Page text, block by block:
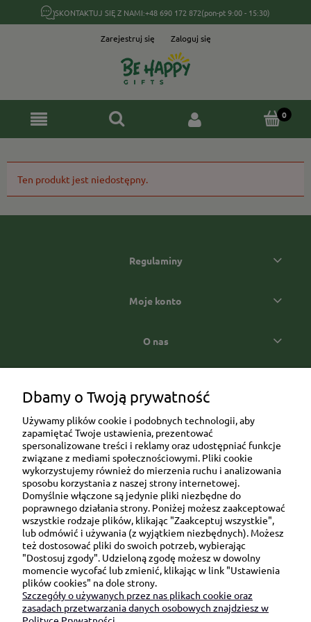
SKONTAKTUJ SIĘ Z NAMI:+48 690 172 872(pon-pt 9:00 - 15:30)
Zarejestruj się Zaloguj się
Ten produkt jest niedostępny.
Regulaminy
Moje konto
O nas
Ul. Brukowa 6/8 lok. 57/58
91-341 Łódź
NIP: 6751510615
SKONTAKTUJ SIĘ Z NAMI:
sklep@be-happygifts.com
+48 690 172 872
Dbamy o Twoją prywatność
Używamy plików cookie i podobnych technologii, aby
zapamiętać Twoje ustawienia, prezentować
spersonalizowane treści i reklamy oraz udostępniać funkcje
związane z mediami społecznościowymi. Pliki cookie
wykorzystujemy również do mierzenia ruchu i analizowania
sposobu korzystania z naszej strony internetowej.
Domyślnie włączone są jedynie pliki niezbędne do
poprawnego działania strony. Poniżej możesz zaakceptować
wszystkie rodzaje plików, klikając "Zaakceptuj wszystkie",
lub odmówić i używania (z wyjątkiem niezbędnych). Możesz
też dostosować pliki do swoich potrzeb, wybierając
"Dostosuj zgody". Udzieloną zgodę możesz w dowolny
momencie wycofać lub zmienić, klikając w link "Ustawienia
plików cookies" na dole strony.
Szczegóły o używanych przez nas plikach cookie oraz
zasadach przetwarzania danych osobowych znajdziesz w